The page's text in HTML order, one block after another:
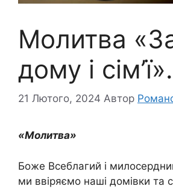
Молитва
дому і
21 Лютого, 2024 Автор
«Молитва»
Боже Всеблагий і
ми ввіряємо наші домівки та